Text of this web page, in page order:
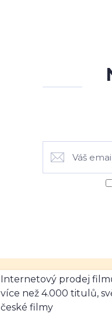
Internetový prodej
více než 4.000 titulů,
české filmy